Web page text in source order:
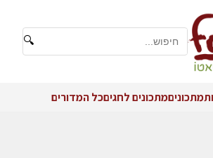
🔍
מתכוניםמתכונים לחגיםכל המדורים